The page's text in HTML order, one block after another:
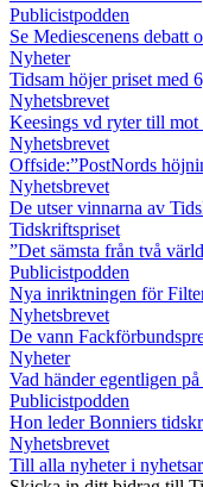
Publicistpodden
Se Mediescenens
Nyheter
Tidsam höjer priset med
Nyhetsbrevet
Keesings vd ryter till mot
Nyhetsbrevet
Offside:”PostNords
Nyhetsbrevet
De utser vinnarna av
Tidskriftspriset
”Det sämsta från två
Publicistpodden
Nya inriktningen för
Nyhetsbrevet
De vann
Nyheter
Vad händer egentligen
Publicistpodden
Hon leder Bonniers
Nyhetsbrevet
Till alla nyheter i